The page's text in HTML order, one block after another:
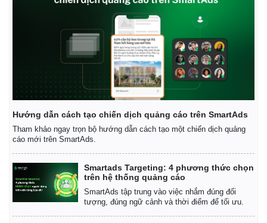
Thể thao
Bóng đá
Ô tô - Xe máy
Ô tô
Hướng dẫn cách tạo chiến dịch quảng cáo trên SmartAds
Tham khảo ngay trọn bộ hướng dẫn cách tạo một chiến dịch quảng
cáo mới trên SmartAds.
Smartads Targeting: 4 phương thức chọn
trên hệ thống quảng cáo
SmartAds tập trung vào việc nhắm đúng đối
tượng, đúng ngữ cảnh và thời điểm để tối ưu.